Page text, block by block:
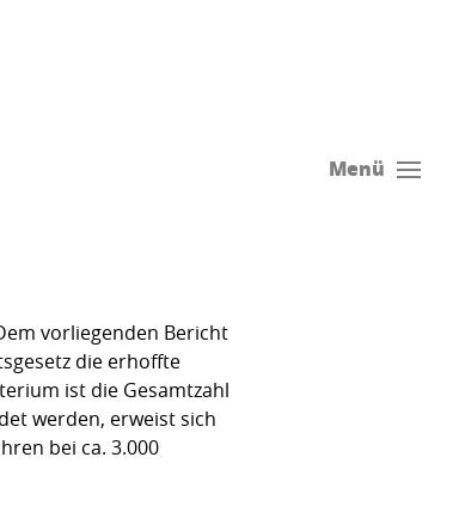
Menü
vorliegenden Bericht
die erhoffte
ist die Gesamtzahl
werden, erweist sich
bei ca. 3.000